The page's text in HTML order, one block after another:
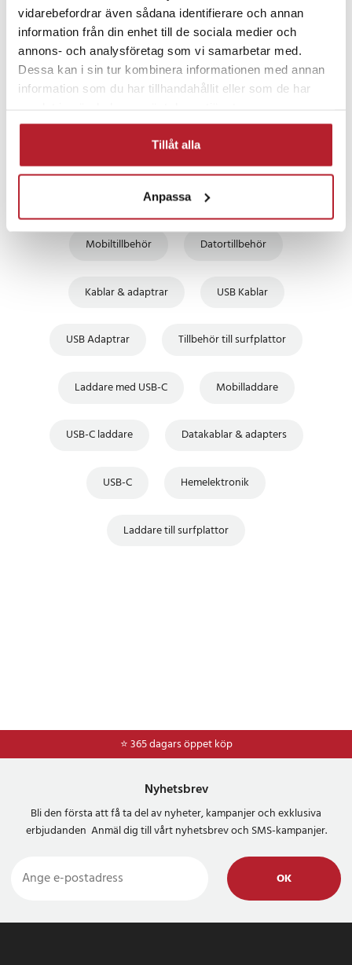
vidarebefordrar även sådana identifierare och annan
information från din enhet till de sociala medier och
annons- och analysföretag som vi samarbetar med.
Dessa kan i sin tur kombinera informationen med annan
information som du har tillhandahållit eller som de har
Tillåt alla
Anpassa
PRISGARANTI
UTFÖRSÄLJNING
Mobiltillbehör Datortillbehör
Kablar & adaptrar USB Kablar
USB Adaptrar Tillbehör till surfplattor
Laddare med USB-C Mobilladdare
USB-C laddare Datakablar & adapters
USB-C Hemelektronik
Laddare till surfplattor
⭐ 365 dagars öppet köp
⭐Frakt 49kr *
Nyhetsbrev
Bli den första att få ta del av nyheter, kampanjer och exklusiva
erbjudanden Anmäl dig till vårt nyhetsbrev och SMS-kampanjer.
OK